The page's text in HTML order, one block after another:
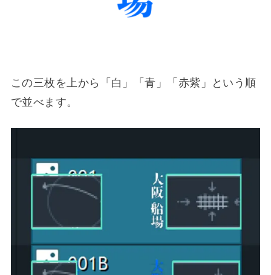
この三枚を上から「白」「青」「赤紫」という順
で並べます。